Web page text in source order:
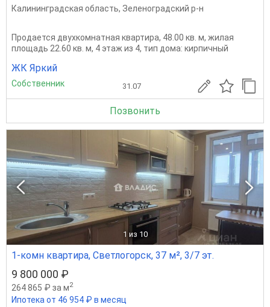
Калининградская область, Зеленоградский р-н
Продается двухкомнатная квартира, 48.00 кв. м, жилая
площадь 22.60 кв. м, 4 этаж из 4, тип дома: кирпичный
ЖК Яркий
Собственник 31.07
Позвонить
1 из 10
1-комн квартира, Светлогорск, 37 м², 3/7 эт.
9 800 000 ₽
264 865 ₽ за м2
Ипотека от 46 954 ₽ в месяц